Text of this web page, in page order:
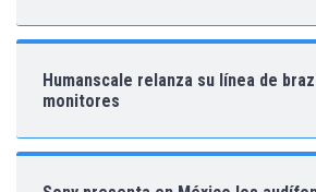
Humanscale relanza su línea de
monitores